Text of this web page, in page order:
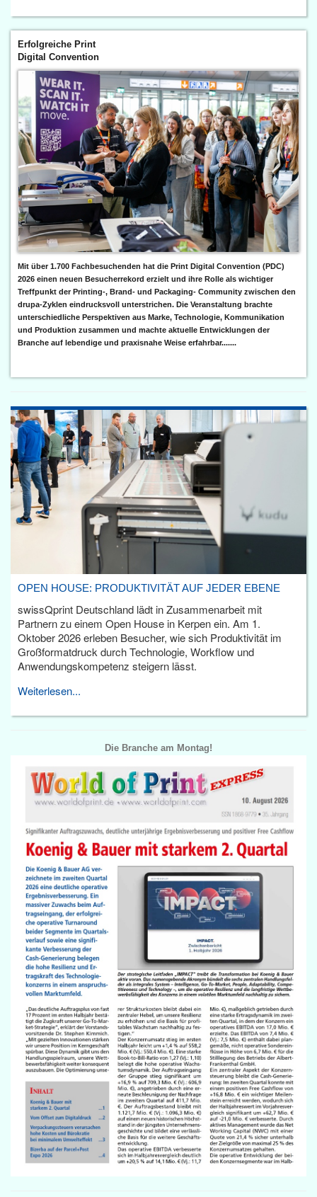
Erfolgreiche Print
Digital Convention
Mit über 1.700 Fachbesuchenden hat die Print Digital Convention (PDC)
2026 einen neuen Besucherrekord erzielt und ihre Rolle als wichtiger
Treffpunkt der Printing-, Brand- und Packaging- Community zwischen den
drupa-Zyklen eindrucksvoll unterstrichen. Die Veranstaltung brachte
unterschiedliche Perspektiven aus Marke, Technologie, Kommunikation
und Produktion zusammen und machte aktuelle Entwicklungen der
Branche auf lebendige und praxisnahe Weise erfahrbar.......
OPEN HOUSE: PRODUKTIVITÄT AUF JEDER EBENE
swissQprint Deutschland lädt in Zusammenarbeit mit
Partnern zu einem Open House in Kerpen ein. Am 1.
Oktober 2026 erleben Besucher, wie sich Produktivität im
Großformatdruck durch Technologie, Workflow und
Anwendungskompetenz steigern lässt.
Weiterlesen...
Die Branche am Montag!